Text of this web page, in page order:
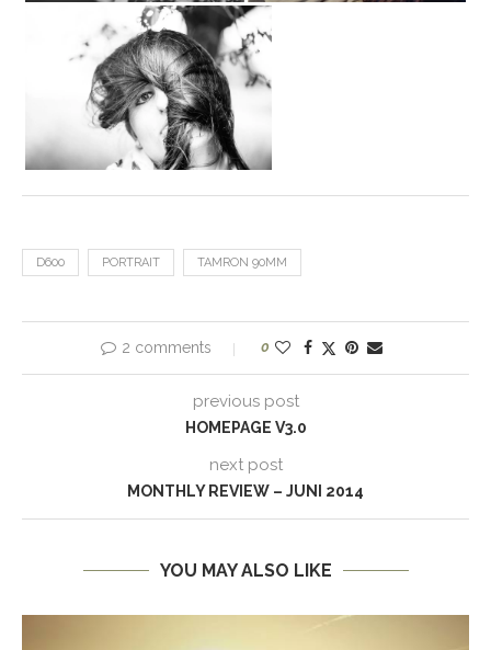
D600 PORTRAIT TAMRON 90MM
2 comments 0
previous post
HOMEPAGE V3.0
next post
MONTHLY REVIEW – JUNI 2014
YOU MAY ALSO LIKE